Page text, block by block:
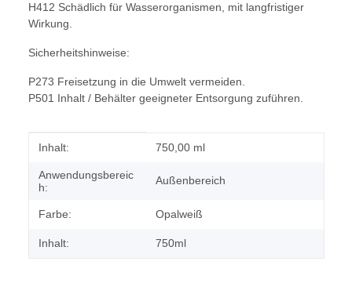
H412 Schädlich für Wasserorganismen, mit langfristiger
Wirkung.
Sicherheitshinweise:
P273 Freisetzung in die Umwelt vermeiden.
P501 Inhalt / Behälter geeigneter Entsorgung zuführen.
Produkteigenschaft
Wert
Inhalt: 750,00 ml
Anwendungsbereic
h:
Außenbereich
Farbe: Opalweiß
Inhalt: 750ml